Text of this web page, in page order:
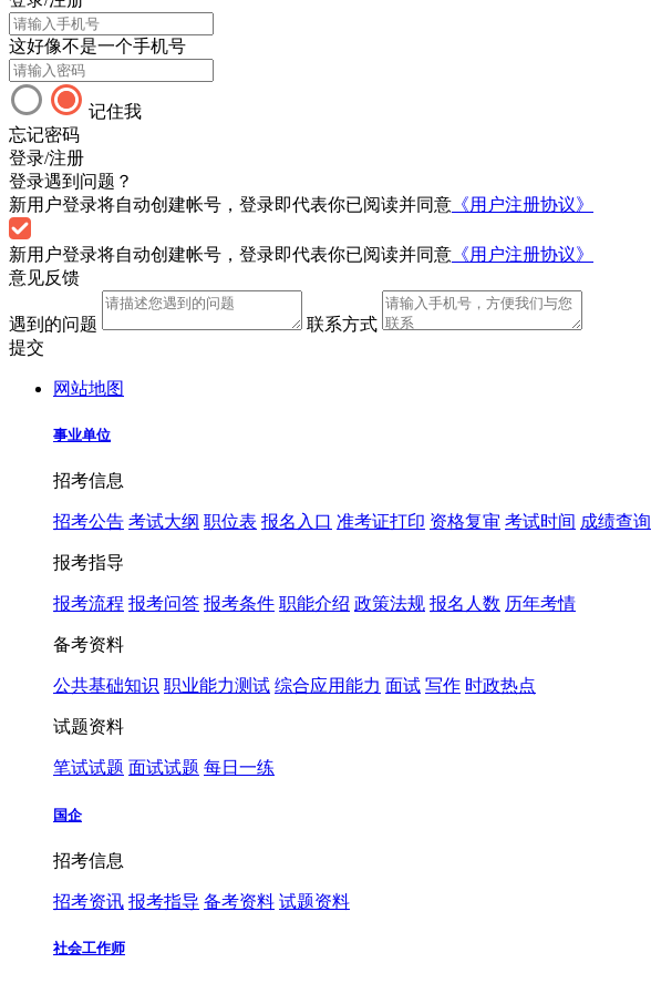
这好像不是一个手机号
记住我
忘记密码
登录/注册
登录遇到问题？
新用户登录将自动创建帐号，登录即代表你已阅读并同意 《用户注册协议》
新用户登录将自动创建帐号，登录即代表你已阅读并同意 《用户注册协议》
意见反馈
遇到的问题
联系方式
提交
网站地图
事业单位
招考信息
招考公告 考试大纲 职位表 报名入口 准考证打印 资格复审 考试时间 成绩查询
报考指导
报考流程 报考问答 报考条件 职能介绍 政策法规 报名人数 历年考情
备考资料
公共基础知识 职业能力测试 综合应用能力 面试 写作 时政热点
试题资料
笔试试题 面试试题 每日一练
国企
招考信息
招考资讯 报考指导 备考资料 试题资料
社会工作师